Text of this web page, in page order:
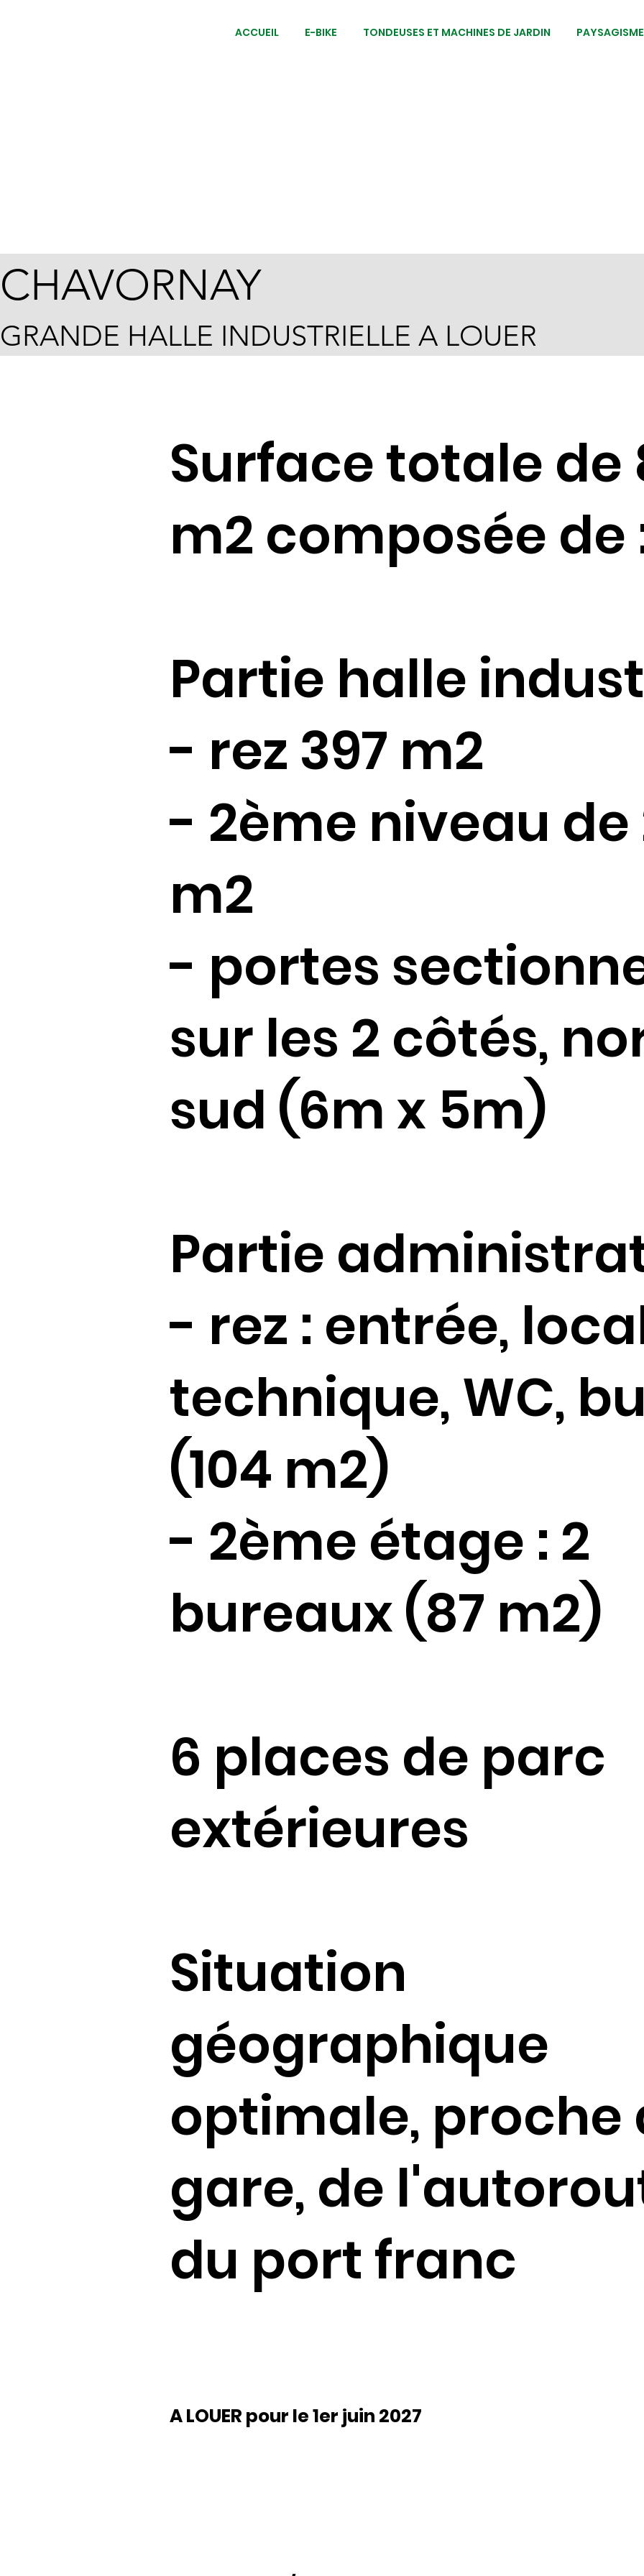
ACCUEIL E-BIKE TONDEUSES ET MACHINES DE JARDIN PAYSAGISME
Surface totale de
m2 composée de
Partie halle
- rez 397 m2
- 2ème niveau de
m2
- portes
sur les 2 côtés,
sud (6m x 5m)
Partie
- rez : entrée,
technique, WC,
(104 m2)
- 2ème étage : 2
bureaux (87 m2)
6 places de parc
extérieures
Situation
géographique
optimale, proche
gare, de
du port franc
A LOUER pour le 1er juin 2027
CHAVORNAY
GRANDE HALLE INDUSTRIELLE A LOUER